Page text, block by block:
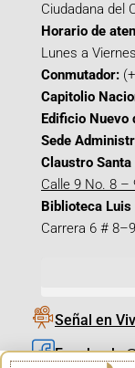
Ciudadana del
Horario de
Lunes a
Conmutador:
Capitolio
Edificio Nuevo
Sede
Claustro
Calle 9 No. 8 –
Biblioteca Luis
Carrera 6 #
Señal en